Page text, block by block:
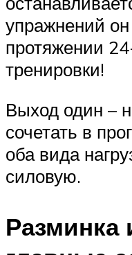
упражнений
протяжении
тренировки!
Выход один –
сочетать в
оба вида
силовую.
Разминка